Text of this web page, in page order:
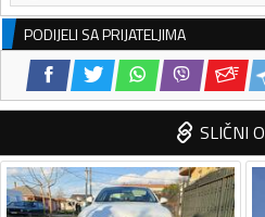
PODIJELI SA PRIJATELJIMA
SLIČNI